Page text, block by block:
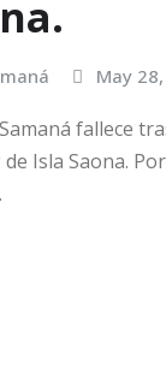
May
fallece
Isla Saona.